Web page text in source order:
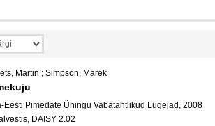
Martin ; Simpson, Marek
Eesti Pimedate Ühingu Vabatahtlikud Lugejad, 2008
DAISY 2.02